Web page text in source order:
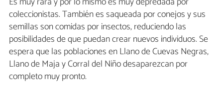
coleccionistas. También es saqueada por conejos y sus
semillas son comidas por insectos, reduciendo las
posibilidades de que puedan crear nuevos individuos. Se
espera que las poblaciones en Llano de Cuevas Negras,
Llano de Maja y Corral del Niño desaparezcan por
completo muy pronto.